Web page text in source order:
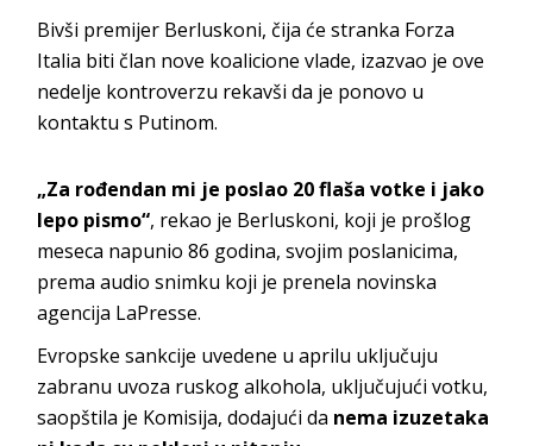
Bivši premijer Berluskoni, čija će stranka Forza
Italia biti član nove koalicione vlade, izazvao je ove
nedelje kontroverzu rekavši da je ponovo u
kontaktu s Putinom.
„Za rođendan mi je poslao 20 flaša votke i jako
lepo pismo“, rekao je Berluskoni, koji je prošlog
meseca napunio 86 godina, svojim poslanicima,
prema audio snimku koji je prenela novinska
agencija LaPresse.
Evropske sankcije uvedene u aprilu uključuju
zabranu uvoza ruskog alkohola, uključujući votku,
saopštila je Komisija, dodajući da nema izuzetaka